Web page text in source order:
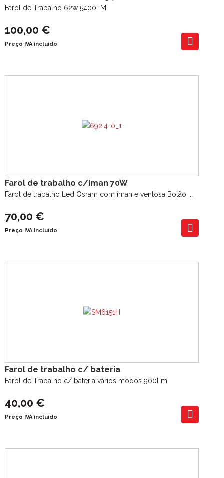
Farol de Trabalho 62w 5400LM
100,00 €
Preço IVA incluído
Farol de trabalho c/íman 70W
Farol de trabalho Led Osram com íman e ventosa Botão ...
70,00 €
Preço IVA incluído
Farol de trabalho c/ bateria
Farol de Trabalho c/ bateria vários modos 900Lm
40,00 €
Preço IVA incluído